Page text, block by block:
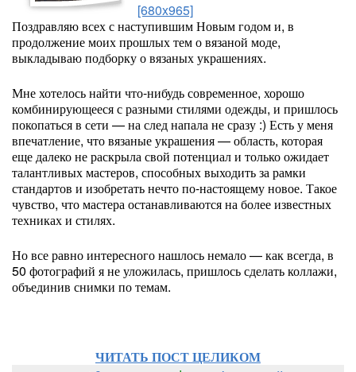
[680x965]
Поздравляю всех с наступившим Новым годом и, в
продолжение моих прошлых тем о вязаной моде,
выкладываю подборку о вязаных украшениях.
Мне хотелось найти что-нибудь современное, хорошо
комбинирующееся с разными стилями одежды, и пришлось
покопаться в сети — на след напала не сразу :) Есть у меня
впечатление, что вязаные украшения — область, которая
еще далеко не раскрыла свой потенциал и только ожидает
талантливых мастеров, способных выходить за рамки
стандартов и изобретать нечто по-настоящему новое. Такое
чувство, что мастера останавливаются на более известных
техниках и стилях.
Но все равно интересного нашлось немало — как всегда, в
50 фотографий я не уложилась, пришлось сделать коллажи,
объединив снимки по темам.
ЧИТАТЬ ПОСТ ЦЕЛИКОМ